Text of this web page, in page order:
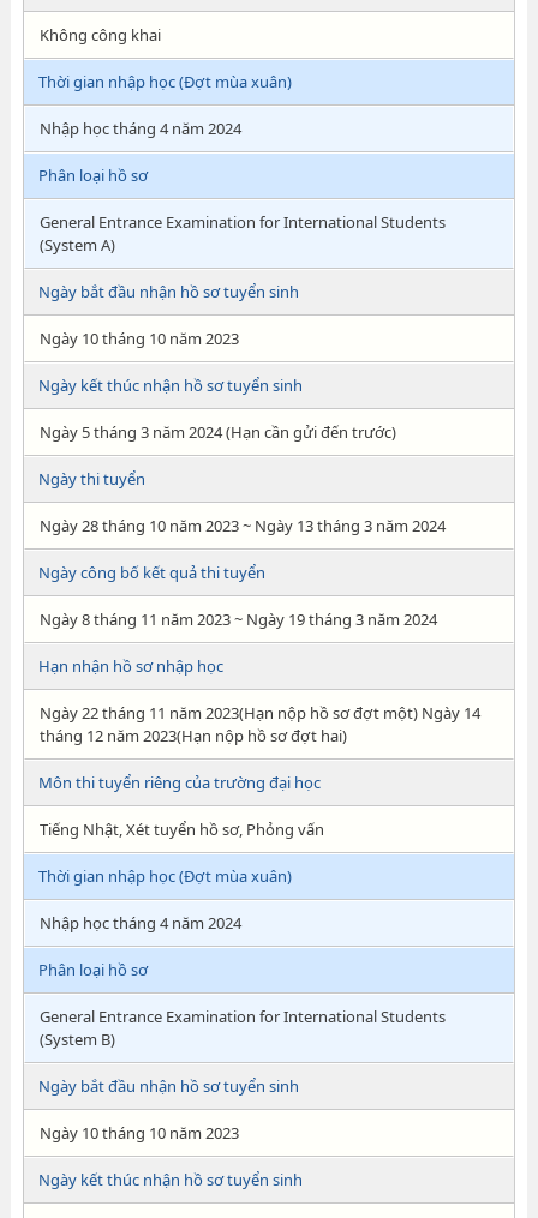
Không công khai
Thời gian nhập học (Đợt mùa xuân)
Nhập học tháng 4 năm 2024
Phân loại hồ sơ
General Entrance Examination for International Students
(System A)
Ngày bắt đầu nhận hồ sơ tuyển sinh
Ngày 10 tháng 10 năm 2023
Ngày kết thúc nhận hồ sơ tuyển sinh
Ngày 5 tháng 3 năm 2024 (Hạn cần gửi đến trước)
Ngày thi tuyển
Ngày 28 tháng 10 năm 2023 ~ Ngày 13 tháng 3 năm 2024
Ngày công bố kết quả thi tuyển
Ngày 8 tháng 11 năm 2023 ~ Ngày 19 tháng 3 năm 2024
Hạn nhận hồ sơ nhập học
Ngày 22 tháng 11 năm 2023(Hạn nộp hồ sơ đợt một) Ngày 14
tháng 12 năm 2023(Hạn nộp hồ sơ đợt hai)
Môn thi tuyển riêng của trường đại học
Tiếng Nhật, Xét tuyển hồ sơ, Phỏng vấn
Thời gian nhập học (Đợt mùa xuân)
Nhập học tháng 4 năm 2024
Phân loại hồ sơ
General Entrance Examination for International Students
(System B)
Ngày bắt đầu nhận hồ sơ tuyển sinh
Ngày 10 tháng 10 năm 2023
Ngày kết thúc nhận hồ sơ tuyển sinh